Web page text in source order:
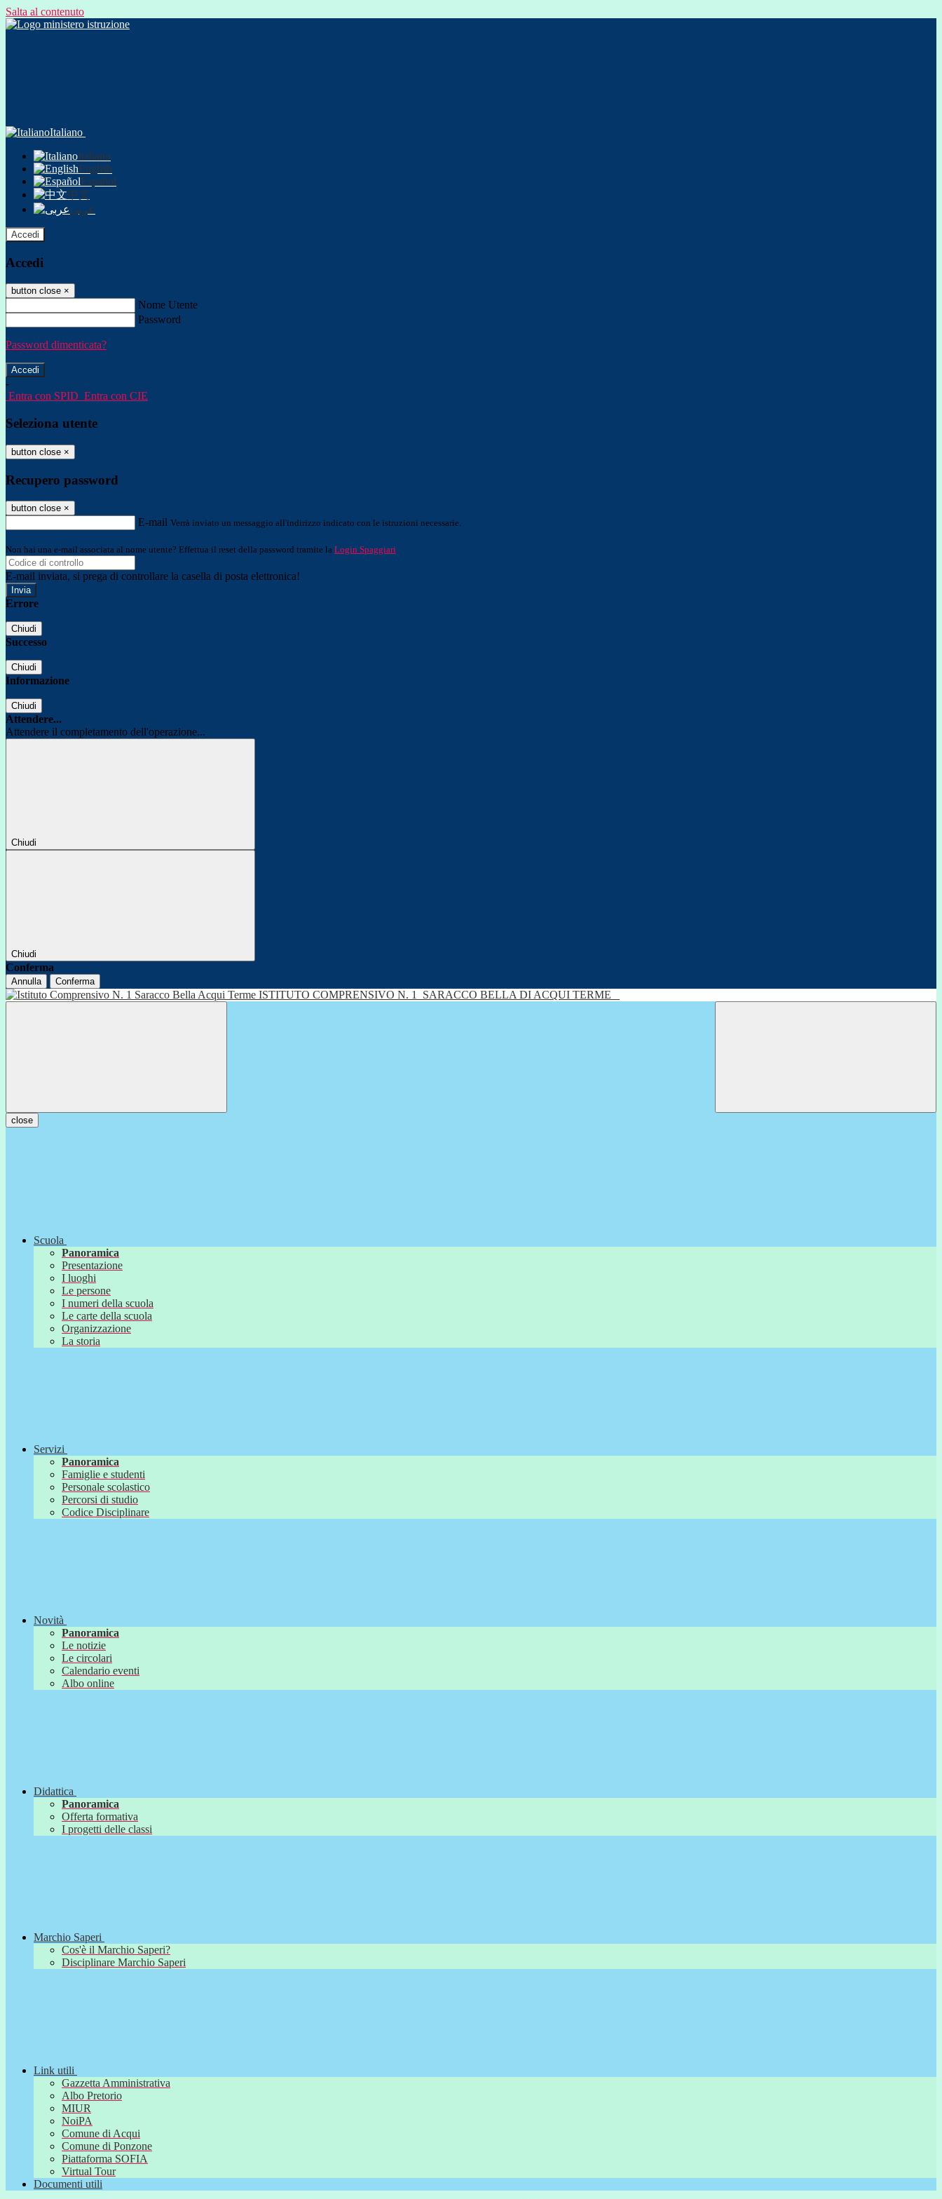
Salta al contenuto
Italiano
Italiano
English
Español
中文
عربى
Accedi
Accedi
button close ×
Nome Utente
Password
Password dimenticata?
-
Entra con SPID Entra con CIE
Seleziona utente
button close ×
Recupero password
button close ×
E-mail Verrà inviato un messaggio all'indirizzo indicato con le istruzioni necessarie.
Non hai una e-mail associata al nome utente? Effettua il reset della password tramite la Login Spaggiari
E-mail inviata, si prega di controllare la casella di posta elettronica!
Errore
Chiudi
Successo
Chiudi
Informazione
Chiudi
Attendere...
Attendere il completamento dell'operazione...
Chiudi
Chiudi
Conferma
Annulla Conferma
ISTITUTO COMPRENSIVO N. 1 SARACCO BELLA DI ACQUI TERME
close
Scuola
Panoramica
Presentazione
I luoghi
Le persone
I numeri della scuola
Le carte della scuola
Organizzazione
La storia
Servizi
Panoramica
Famiglie e studenti
Personale scolastico
Percorsi di studio
Codice Disciplinare
Novità
Panoramica
Le notizie
Le circolari
Calendario eventi
Albo online
Didattica
Panoramica
Offerta formativa
I progetti delle classi
Marchio Saperi
Cos'è il Marchio Saperi?
Disciplinare Marchio Saperi
Link utili
Gazzetta Amministrativa
Albo Pretorio
MIUR
NoiPA
Comune di Acqui
Comune di Ponzone
Piattaforma SOFIA
Virtual Tour
Documenti utili